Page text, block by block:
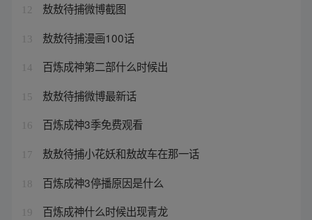
12 敖敖待捕微博截图
13 敖敖待捕漫画100话
14 百炼成神第二部什么时候出
15 敖敖待捕微博最新话
16 百炼成神3季免费观看
17 敖敖待捕小花妖和敖故车在那一话
18 百炼成神3停播原因是什么
19 百炼成神什么时候出现青龙